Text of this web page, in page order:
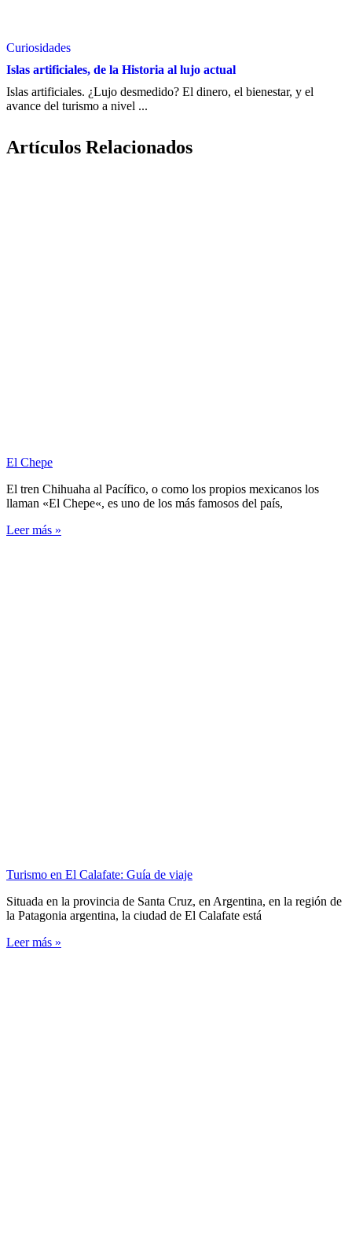
Curiosidades
Islas artificiales, de la Historia al lujo actual
Islas artificiales. ¿Lujo desmedido? El dinero, el bienestar, y el
avance del turismo a nivel ...
Artículos Relacionados
El Chepe
El tren Chihuaha al Pacífico, o como los propios mexicanos los
llaman «El Chepe«, es uno de los más famosos del país,
Leer más »
Turismo en El Calafate: Guía de viaje
Situada en la provincia de Santa Cruz, en Argentina, en la región de
la Patagonia argentina, la ciudad de El Calafate está
Leer más »